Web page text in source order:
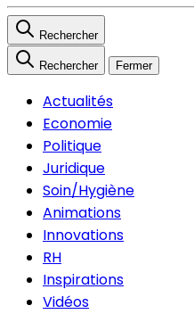
Rechercher
Rechercher Fermer
Actualités
Economie
Politique
Juridique
Soin/Hygiène
Animations
Innovations
RH
Inspirations
Vidéos